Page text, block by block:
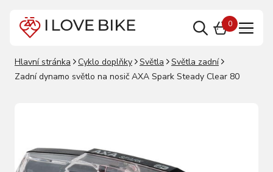
0
Hlavní stránka Cyklo doplňky Světla
Světla zadní
Zadní dynamo světlo na nosič AXA Spark Steady Clear 80